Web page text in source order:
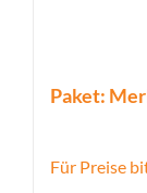
Paket:
Für Preise